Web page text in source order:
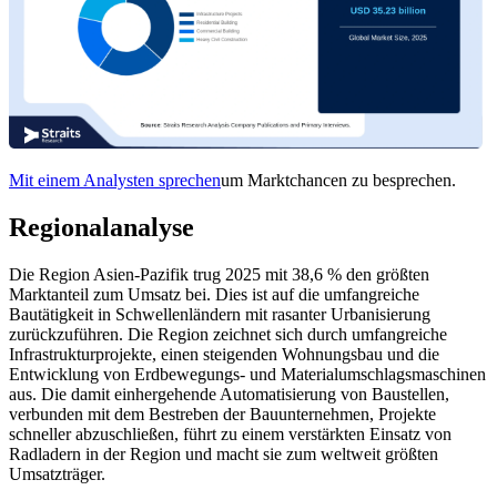
Mit einem Analysten sprechenum Marktchancen zu besprechen.
Regionalanalyse
Die Region Asien-Pazifik trug 2025 mit 38,6 % den größten
Marktanteil zum Umsatz bei. Dies ist auf die umfangreiche
Bautätigkeit in Schwellenländern mit rasanter Urbanisierung
zurückzuführen. Die Region zeichnet sich durch umfangreiche
Infrastrukturprojekte, einen steigenden Wohnungsbau und die
Entwicklung von Erdbewegungs- und Materialumschlagsmaschinen
aus. Die damit einhergehende Automatisierung von Baustellen,
verbunden mit dem Bestreben der Bauunternehmen, Projekte
schneller abzuschließen, führt zu einem verstärkten Einsatz von
Radladern in der Region und macht sie zum weltweit größten
Umsatzträger.